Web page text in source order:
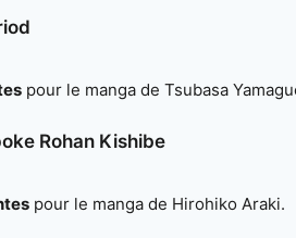
pour le manga de Tsubasa
Rohan Kishibe
pour le manga de Hirohiko Araki.